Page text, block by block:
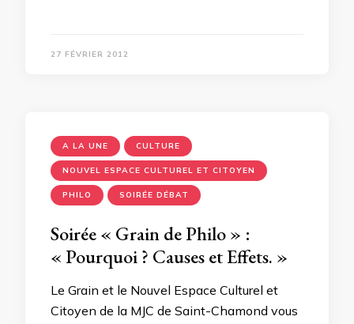
27 FÉVRIER 2012
A LA UNE CULTURE
NOUVEL ESPACE CULTUREL ET CITOYEN
PHILO SOIRÉE DÉBAT
Soirée « Grain de Philo » :
« Pourquoi ? Causes et Effets. »
Le Grain et le Nouvel Espace Culturel et
Citoyen de la MJC de Saint-Chamond vous